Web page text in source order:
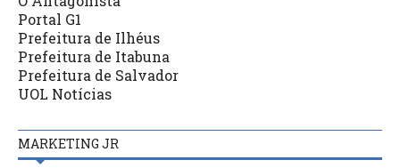
Portal G1
Prefeitura de Ilhéus
Prefeitura de Itabuna
Prefeitura de Salvador
UOL Notícias
MARKETING JR